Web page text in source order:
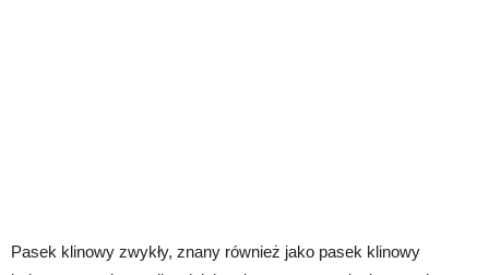
Pasek klinowy zwykły, znany również jako pasek klinowy